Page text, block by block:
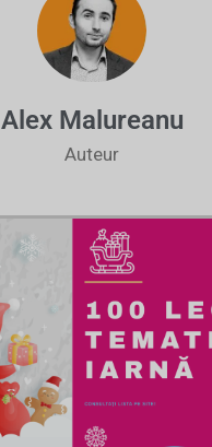
Alex Malureanu
Auteur